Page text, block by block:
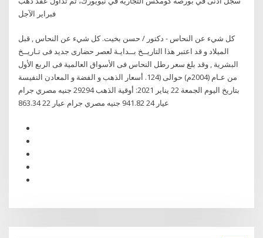
كل شيء عن النحاس - دكتور / حسن بخيت. كل شيء عن النحاس , قبل
الميلاد و قد اعتبر هذا التاريــخ بــدايـة لعصر حضارى جديد فى تـاريــخ
البشرية , وقد بلغ سعر رطل النحاس فى الأسواق العالمية فى الربع الأول
من عـام (2004م) حوالى (124. أسعار الذهب و الفضة و المعادن النفيسة
بتاريخ اليوم الجمعة 22 يناير 2021: أوقية الذهب 29294 جنيه مصري جرام
عيار 24 941.82 جنيه مصري جرام عيار 22 863.34